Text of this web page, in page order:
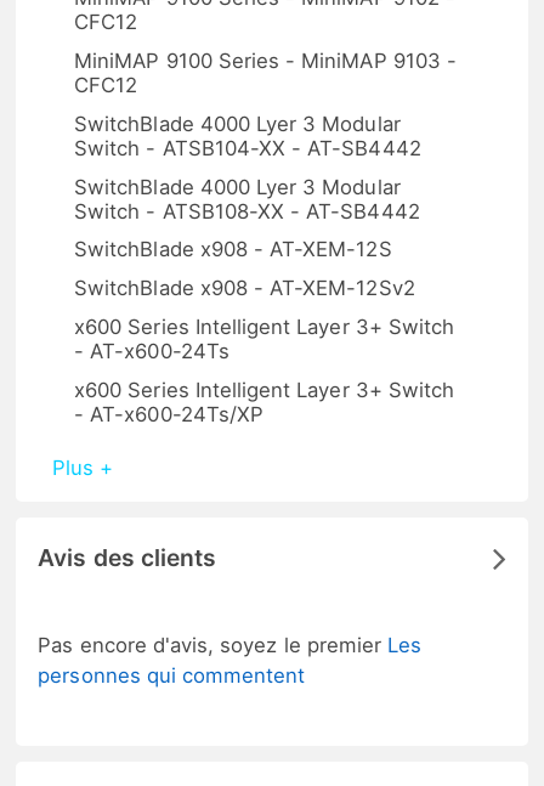
CFC12
MiniMAP 9100 Series - MiniMAP 9103 -
CFC12
SwitchBlade 4000 Lyer 3 Modular
Switch - ATSB104-XX - AT-SB4442
SwitchBlade 4000 Lyer 3 Modular
Switch - ATSB108-XX - AT-SB4442
SwitchBlade x908 - AT-XEM-12S
SwitchBlade x908 - AT-XEM-12Sv2
x600 Series Intelligent Layer 3+ Switch
- AT-x600-24Ts
x600 Series Intelligent Layer 3+ Switch
- AT-x600-24Ts/XP
Plus +
Avis des clients
Pas encore d'avis, soyez le premier Les
personnes qui commentent